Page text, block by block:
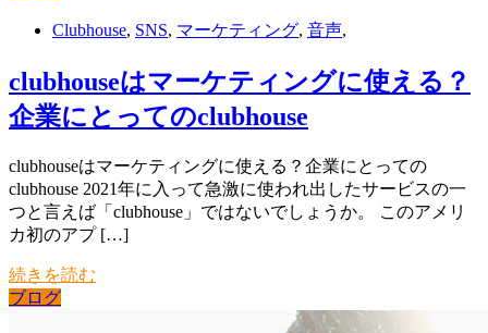
Clubhouse, SNS, マーケティング, 音声,
clubhouseはマーケティングに使える？
企業にとってのclubhouse
clubhouseはマーケティングに使える？企業にとっての
clubhouse 2021年に入って急激に使われ出したサービスの一
つと言えば「clubhouse」ではないでしょうか。 このアメリ
カ初のアプ […]
続きを読む
ブログ